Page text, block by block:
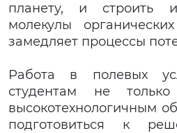
планету, и строить
молекулы
замедляет процессы
Работа в полевых
студентам не
высокотехнологичным
подготовиться к